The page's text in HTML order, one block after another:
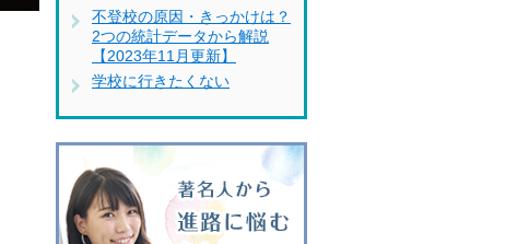
不登校の原因・きっかけは？
2つの統計データから解説
【2023年11月更新】
学校に行きたくない